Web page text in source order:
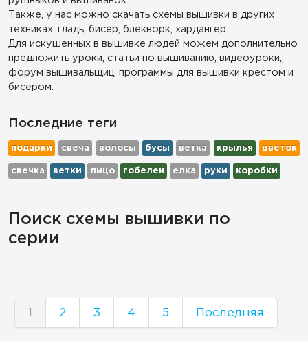
Также, у нас можно скачать схемы вышивки в других
техниках: гладь, бисер, блекворк, хардангер.
Для искушенных в вышивке людей можем дополнительно
предложить уроки, статьи по вышиванию, видеоуроки,,
форум вышивальщиц, программы для вышивки крестом и
бисером.
Последние теги
подарки свеча волосы бусы ветка крылья цветок
свечка ветки лицо гобелен елка руки коробки
Поиск схемы вышивки по
серии
1 2 3 4 5 Последняя